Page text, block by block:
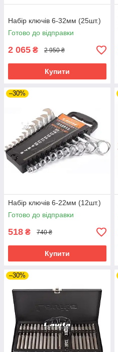
Набір ключів 6-32мм (25шт.)
Готово до відправки
2 065 ₴ 2 950 ₴
Купити
–30%
Набір ключів 6-22мм (12шт.)
Готово до відправки
518 ₴ 740 ₴
Купити
–30%